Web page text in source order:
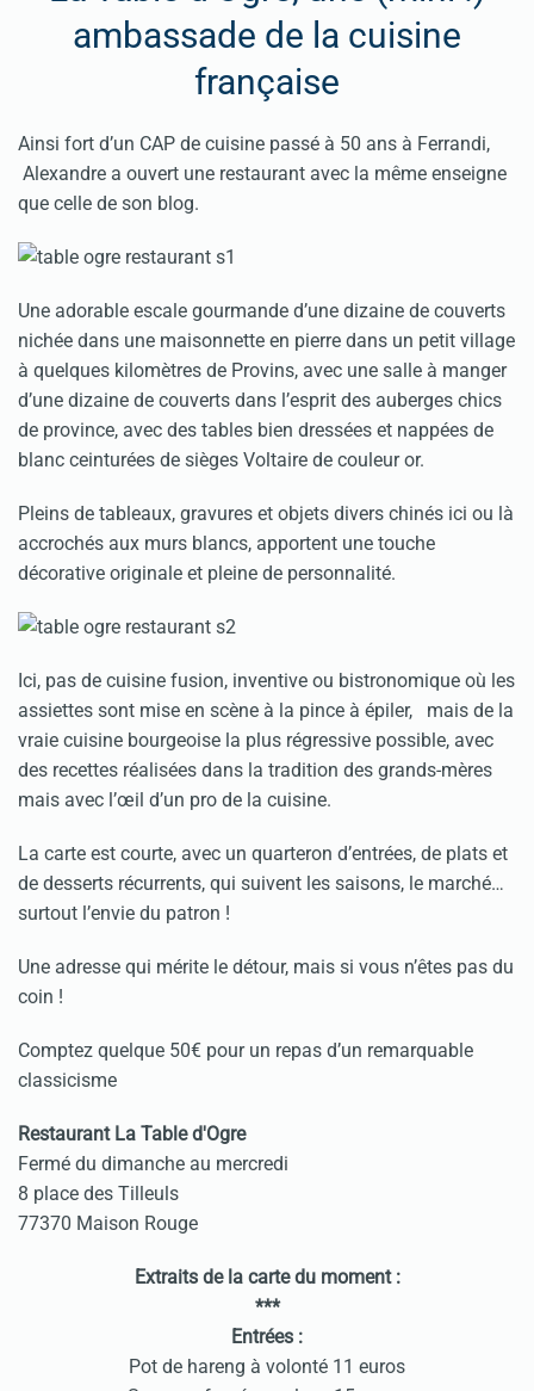
ambassade de la cuisine
française
Ainsi fort d’un CAP de cuisine passé à 50 ans à Ferrandi,
Alexandre a ouvert une restaurant avec la même enseigne
que celle de son blog.
Une adorable escale gourmande d’une dizaine de couverts
nichée dans une maisonnette en pierre dans un petit village
à quelques kilomètres de Provins, avec une salle à manger
d’une dizaine de couverts dans l’esprit des auberges chics
de province, avec des tables bien dressées et nappées de
blanc ceinturées de sièges Voltaire de couleur or.
Pleins de tableaux, gravures et objets divers chinés ici ou là
accrochés aux murs blancs, apportent une touche
décorative originale et pleine de personnalité.
Ici, pas de cuisine fusion, inventive ou bistronomique où les
assiettes sont mise en scène à la pince à épiler, mais de la
vraie cuisine bourgeoise la plus régressive possible, avec
des recettes réalisées dans la tradition des grands-mères
mais avec l’œil d’un pro de la cuisine.
La carte est courte, avec un quarteron d’entrées, de plats et
de desserts récurrents, qui suivent les saisons, le marché…
surtout l’envie du patron !
Une adresse qui mérite le détour, mais si vous n’êtes pas du
coin !
Comptez quelque 50€ pour un repas d’un remarquable
classicisme
Restaurant La Table d'Ogre
Fermé du dimanche au mercredi
8 place des Tilleuls
77370 Maison Rouge
Extraits de la carte du moment :
***
Entrées :
Pot de hareng à volonté 11 euros